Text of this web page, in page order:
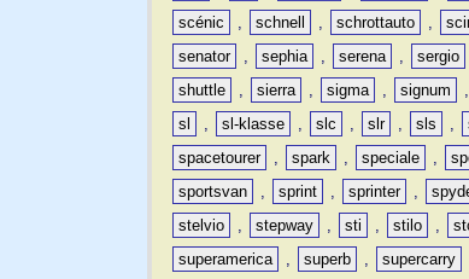
scénic
, schnell , schrottauto ,
senator
, sephia , serena , sergio
shuttle
, sierra , sigma , signum ,
sl
, sl-klasse , slc , slr , sls ,
spacetourer
, spark , speciale ,
sportsvan
, sprint , sprinter ,
stelvio
, stepway , sti , stilo ,
superamerica
, superb , supercarry